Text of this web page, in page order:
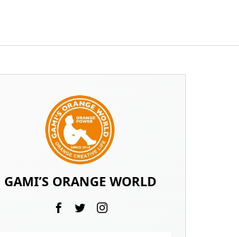
GAMI’S ORANGE WORLD